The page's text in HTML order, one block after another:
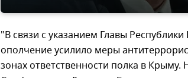
"В связи с указанием Главы
ополчение усилило меры
зонах ответственности полка в